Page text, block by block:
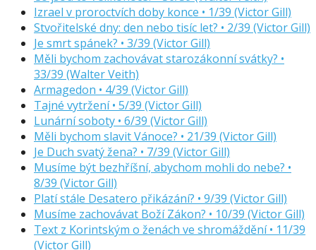
Izrael v proroctvích doby konce • 1/39 (Victor Gill)
Stvořitelské dny: den nebo tisíc let? • 2/39 (Victor Gill)
Je smrt spánek? • 3/39 (Victor Gill)
Měli bychom zachovávat starozákonní svátky? •
33/39 (Walter Veith)
Armagedon • 4/39 (Victor Gill)
Tajné vytržení • 5/39 (Victor Gill)
Lunární soboty • 6/39 (Victor Gill)
Měli bychom slavit Vánoce? • 21/39 (Victor Gill)
Je Duch svatý žena? • 7/39 (Victor Gill)
Musíme být bezhříšní, abychom mohli do nebe? •
8/39 (Victor Gill)
Platí stále Desatero přikázání? • 9/39 (Victor Gill)
Musíme zachovávat Boží Zákon? • 10/39 (Victor Gill)
Text z Korintským o ženách ve shromáždění • 11/39
(Victor Gill)